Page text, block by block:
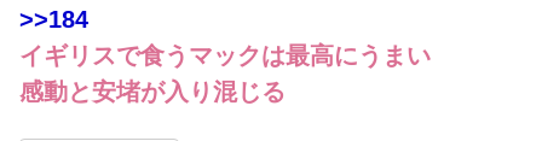
>>184
イギリスで食うマックは最高にうまい
感動と安堵が入り混じる